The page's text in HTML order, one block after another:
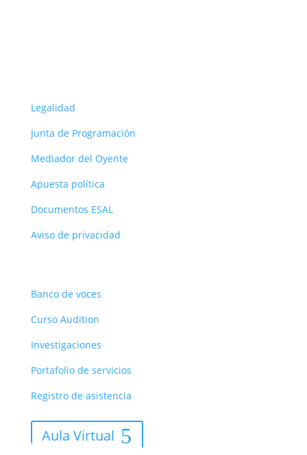
Legalidad
Junta de Programación
Mediador del Oyente
Apuesta política
Documentos ESAL
Aviso de privacidad
Banco de voces
Curso Audition
Investigaciones
Portafolio de servicios
Registro de asistencia
Aula Virtual